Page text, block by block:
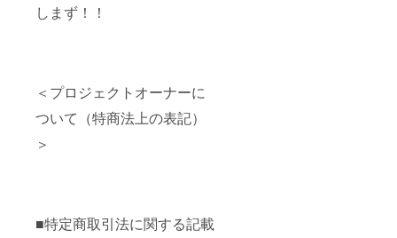
しまず！！
＜プロジェクトオーナーに
ついて（特商法上の表記）
＞
■特定商取引法に関する記載